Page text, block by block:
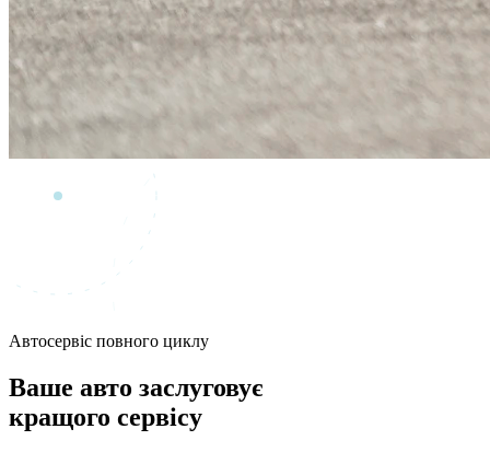
Автосервіс повного циклу
Ваше авто заслуговує
кращого сервісу